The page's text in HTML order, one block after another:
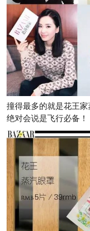
撞得最多的就是花王
绝对会说是飞行必备！